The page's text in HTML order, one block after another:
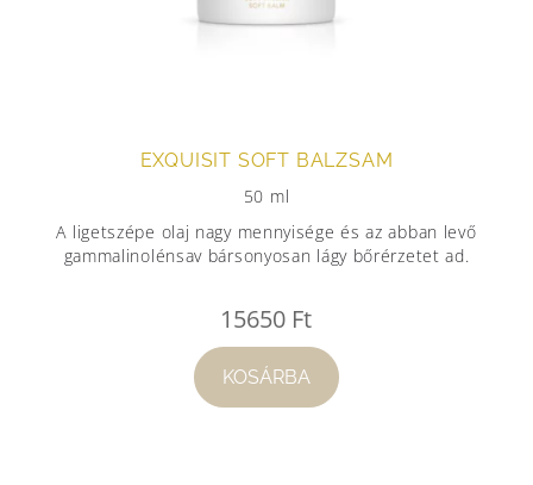
EXQUISIT SOFT BALZSAM
50 ml
A ligetszépe olaj nagy mennyisége és az abban levő
gammalinolénsav bársonyosan lágy bőrérzetet ad.
15650 Ft
KOSÁRBA